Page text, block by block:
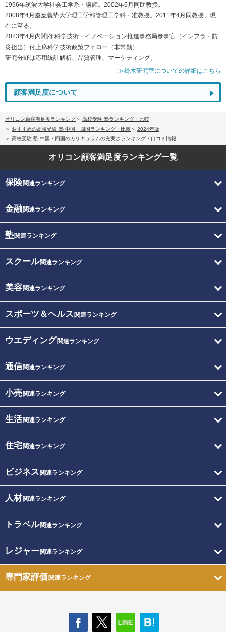
1996年筑波大学社会工学系・講師。2002年6月同助教授。
2008年4月慶應義塾大学理工学部管理工学科・准教授。2011年4月同教授、現
在に至る。
2023年4月内閣府 科学技術・イノベーション推進事務局参事官（インフラ・防
災担当）付上席科学技術政策フェロー（非常勤）
研究分野は応用統計解析、品質管理、マーケティング。
≫鈴木研究室についての詳細はこちら
顧客満足度について
オリコン顧客満足度ランキング
高校受験 塾ランキング・比較
おすすめの高校受験 塾 中国・四国ランキング・比較
2024年版
高校受験 塾 中国・四国のカリキュラムの充実さランキング・口コミ情報
オリコン顧客満足度ランキング一覧
保険関連ランキング
金融関連ランキング
塾関連ランキング
スクール関連ランキング
美容関連ランキング
スポーツ＆ヘルス 関連ランキング
ウエディング関連ランキング
通信関連ランキング
小売関連ランキング
生活関連ランキング
住宅関連ランキング
ビジネス 関連ランキング
人材関連ランキング
トラベル関連ランキング
レジャー関連ランキング
専門家評価関連ランキング